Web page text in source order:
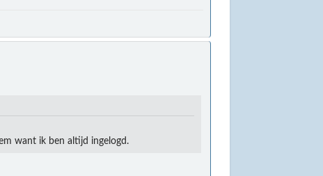
want ik ben altijd ingelogd.